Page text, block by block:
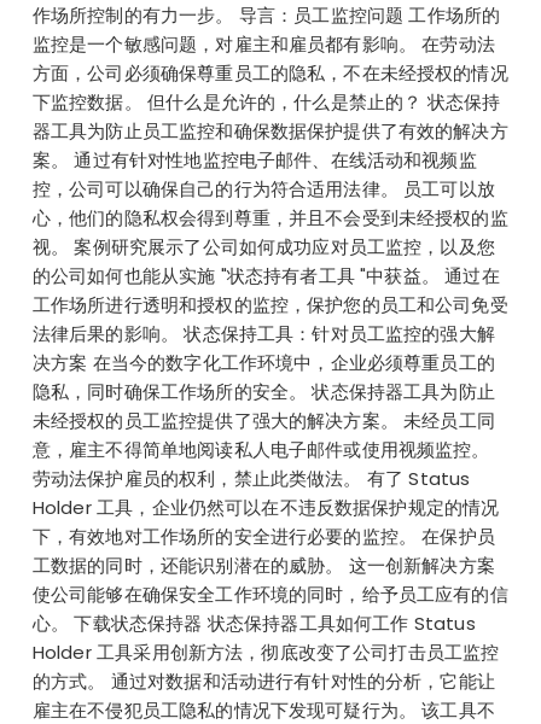
作场所控制的有力一步。 导言：员工监控问题 工作场所的
监控是一个敏感问题，对雇主和雇员都有影响。 在劳动法
方面，公司必须确保尊重员工的隐私，不在未经授权的情况
下监控数据。 但什么是允许的，什么是禁止的？ 状态保持
器工具为防止员工监控和确保数据保护提供了有效的解决方
案。 通过有针对性地监控电子邮件、在线活动和视频监
控，公司可以确保自己的行为符合适用法律。 员工可以放
心，他们的隐私权会得到尊重，并且不会受到未经授权的监
视。 案例研究展示了公司如何成功应对员工监控，以及您
的公司如何也能从实施 "状态持有者工具 "中获益。 通过在
工作场所进行透明和授权的监控，保护您的员工和公司免受
法律后果的影响。 状态保持工具：针对员工监控的强大解
决方案 在当今的数字化工作环境中，企业必须尊重员工的
隐私，同时确保工作场所的安全。 状态保持器工具为防止
未经授权的员工监控提供了强大的解决方案。 未经员工同
意，雇主不得简单地阅读私人电子邮件或使用视频监控。
劳动法保护雇员的权利，禁止此类做法。 有了 Status
Holder 工具，企业仍然可以在不违反数据保护规定的情况
下，有效地对工作场所的安全进行必要的监控。 在保护员
工数据的同时，还能识别潜在的威胁。 这一创新解决方案
使公司能够在确保安全工作环境的同时，给予员工应有的信
心。 下载状态保持器 状态保持器工具如何工作 Status
Holder 工具采用创新方法，彻底改变了公司打击员工监控
的方式。 通过对数据和活动进行有针对性的分析，它能让
雇主在不侵犯员工隐私的情况下发现可疑行为。 该工具不